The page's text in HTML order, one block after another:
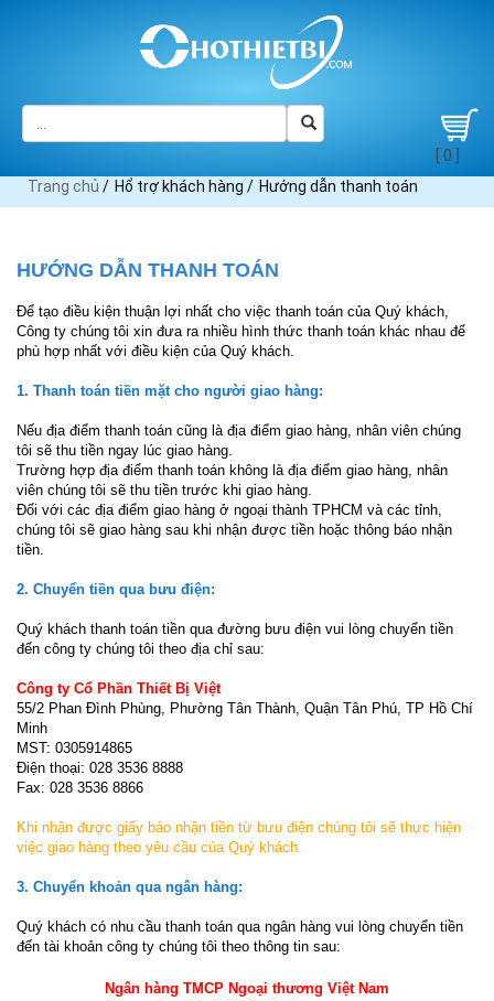
[ 0 ]
Trang chủ / Hổ trợ khách hàng / Hướng dẫn thanh toán
HƯỚNG DẪN THANH TOÁN
Để tạo điều kiện thuận lợi nhất cho việc thanh toán của Quý khách,
Công ty chúng tôi xin đưa ra nhiều hình thức thanh toán khác nhau để
phù hợp nhất với điều kiện của Quý khách.
1. Thanh toán tiền mặt cho người giao hàng:
Nếu địa điểm thanh toán cũng là địa điểm giao hàng, nhân viên chúng
tôi sẽ thu tiền ngay lúc giao hàng.
Trường hợp địa điểm thanh toán không là địa điểm giao hàng, nhân
viên chúng tôi sẽ thu tiền trước khi giao hàng.
Đối với các địa điểm giao hàng ở ngoại thành TPHCM và các tỉnh,
chúng tôi sẽ giao hàng sau khi nhận được tiền hoặc thông báo nhận
tiền.
2. Chuyển tiền qua bưu điện:
Quý khách thanh toán tiền qua đường bưu điện vui lòng chuyển tiền
đến công ty chúng tôi theo địa chỉ sau:
Công ty Cổ Phần Thiết Bị Việt
55/2 Phan Đình Phùng, Phường Tân Thành, Quận Tân Phú, TP Hồ Chí
Minh
MST: 0305914865
Điện thoại: 028 3536 8888
Fax: 028 3536 8866
Khi nhận được giấy báo nhận tiền từ bưu điện chúng tôi sẽ thực hiện
việc giao hàng theo yêu cầu của Quý khách.
3. Chuyển khoản qua ngân hàng:
Quý khách có nhu cầu thanh toán qua ngân hàng vui lòng chuyển tiền
đến tài khoản công ty chúng tôi theo thông tin sau:
Ngân hàng TMCP Ngoại thương Việt Nam